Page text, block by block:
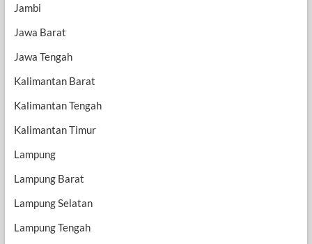
Jambi
Jawa Barat
Jawa Tengah
Kalimantan Barat
Kalimantan Tengah
Kalimantan Timur
Lampung
Lampung Barat
Lampung Selatan
Lampung Tengah